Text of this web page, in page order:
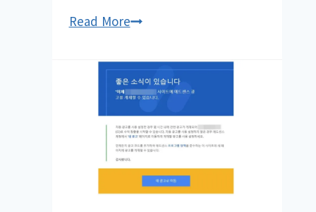
Read More본
중
간
광
고
애
드
센
스